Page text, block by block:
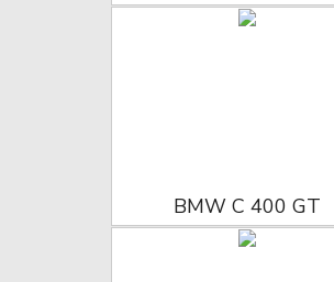
BMW C 400 GT